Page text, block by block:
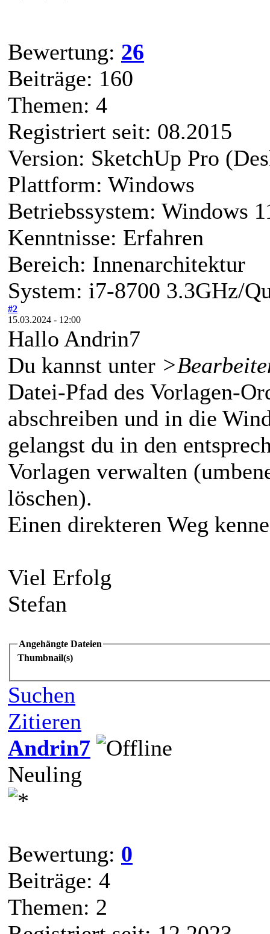
Bewertung: 26
Beiträge: 160
Themen: 4
Registriert seit: 08.2015
Version: SketchUp Pro
Plattform: Windows
Betriebssystem: Windows
Kenntnisse: Erfahren
Bereich: Innenarchitektur
System: i7-8700 3.3GHz/
#2
15.03.2024 - 12:00
Hallo Andrin7
Du kannst unter
Datei-Pfad des Vorlagen-
abschreiben und in die
gelangst du in den
Vorlagen verwalten
löschen).
Einen direkteren Weg
Viel Erfolg
Stefan
Angehängte Dateien
Thumbnail(s)
Suchen
Zitieren
Andrin7
Neuling
Bewertung: 0
Beiträge: 4
Themen: 2